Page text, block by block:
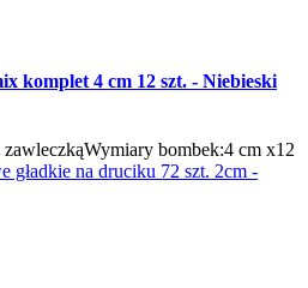
komplet 4 cm 12 szt. - Niebieski
bombek:4 cm x12